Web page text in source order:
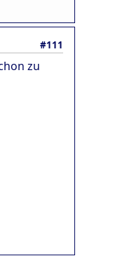
#111
zu